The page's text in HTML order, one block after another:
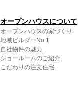
オープンハウスについて
オープンハウスの家づくり
地域ビルダーNo.1
自社物件の魅力
ショールームのご紹介
こだわりの注文住宅